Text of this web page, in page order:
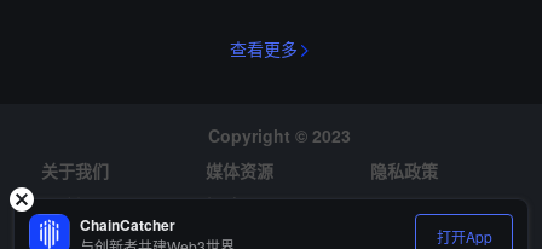
查看更多
Copyright © 2023
关于我们
媒体资源
隐私政策
风险提示
招聘
ChainCatcher 打开App